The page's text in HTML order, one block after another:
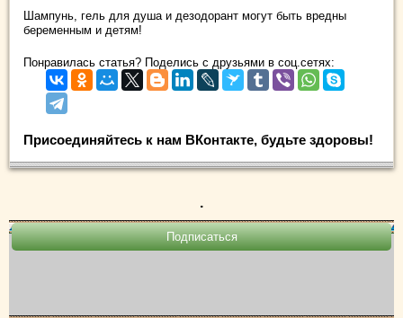
Шампунь, гель для душа и дезодорант могут быть вредны
беременным и детям!
Понравилась статья? Поделись с друзьями в соц.сетях:
Присоединяйтесь к нам ВКонтакте, будьте здоровы!
.